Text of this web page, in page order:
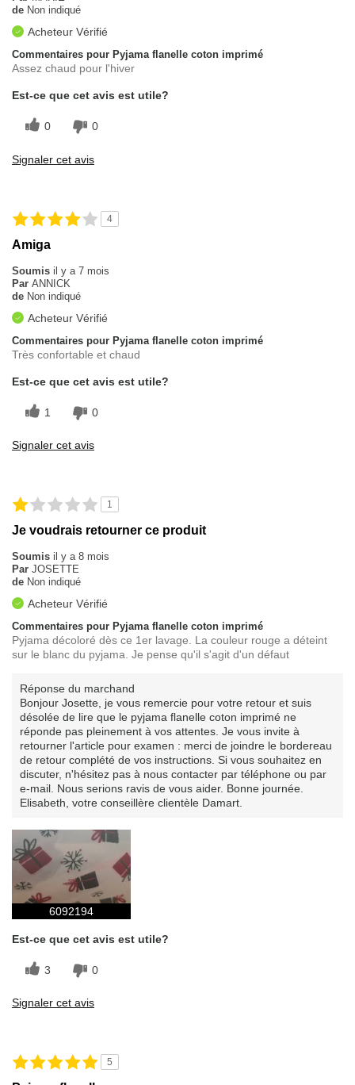
de Non indiqué
Acheteur Vérifié
Commentaires pour Pyjama flanelle coton imprimé
Assez chaud pour l'hiver
Est-ce que cet avis est utile?
0 0
Signaler cet avis
4
Amiga
Soumis il y a 7 mois
Par ANNICK
de Non indiqué
Acheteur Vérifié
Commentaires pour Pyjama flanelle coton imprimé
Très confortable et chaud
Est-ce que cet avis est utile?
1 0
Signaler cet avis
1
Je voudrais retourner ce produit
Soumis il y a 8 mois
Par JOSETTE
de Non indiqué
Acheteur Vérifié
Commentaires pour Pyjama flanelle coton imprimé
Pyjama décoloré dès ce 1er lavage. La couleur rouge a déteint
sur le blanc du pyjama. Je pense qu'il s'agit d'un défaut
Réponse du marchand
Bonjour Josette, je vous remercie pour votre retour et suis
désolée de lire que le pyjama flanelle coton imprimé ne
réponde pas pleinement à vos attentes. Je vous invite à
retourner l'article pour examen : merci de joindre le bordereau
de retour complété de vos instructions. Si vous souhaitez en
discuter, n'hésitez pas à nous contacter par téléphone ou par
e-mail. Nous serions ravis de vous aider. Bonne journée.
Elisabeth, votre conseillère clientèle Damart.
6092194
Est-ce que cet avis est utile?
3 0
Signaler cet avis
5